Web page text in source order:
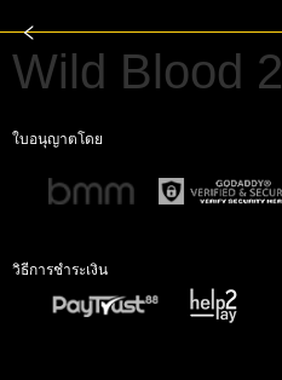
Wild Blood 2
ใบอนุญาตโดย
วิธีการชำระเงิน